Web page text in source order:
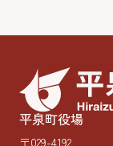
平泉町役場
〒029-4192